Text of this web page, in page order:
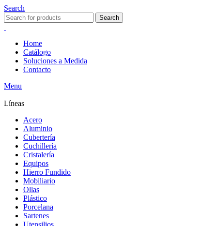
Search
Search
Home
Catálogo
Soluciones a Medida
Contacto
Menu
Líneas
Acero
Aluminio
Cubertería
Cuchillería
Cristalería
Equipos
Hierro Fundido
Mobiliario
Ollas
Plástico
Porcelana
Sartenes
Utensilios